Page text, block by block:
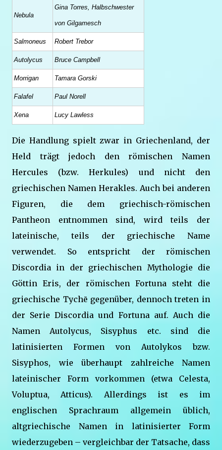
Nebula
Gina Torres, Halbschwester
von Gilgamesch
Salmoneus Robert Trebor
Autolycus Bruce Campbell
Morrigan Tamara Gorski
Falafel Paul Norell
Xena Lucy Lawless
Die Handlung spielt zwar in Griechenland, der
Held trägt jedoch den römischen Namen
Hercules (bzw. Herkules) und nicht den
griechischen Namen Herakles. Auch bei anderen
Figuren, die dem griechisch-römischen
Pantheon entnommen sind, wird teils der
lateinische, teils der griechische Name
verwendet. So entspricht der römischen
Discordia in der griechischen Mythologie die
Göttin Eris, der römischen Fortuna steht die
griechische Tychē gegenüber, dennoch treten in
der Serie Discordia und Fortuna auf. Auch die
Namen Autolycus, Sisyphus etc. sind die
latinisierten Formen von Autolykos bzw.
Sisyphos, wie überhaupt zahlreiche Namen
lateinischer Form vorkommen (etwa Celesta,
Voluptua, Atticus). Allerdings ist es im
englischen Sprachraum allgemein üblich,
altgriechische Namen in latinisierter Form
wiederzugeben – vergleichbar der Tatsache, dass